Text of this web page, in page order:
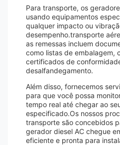
Para transporte, os
usando equipamentos
qualquer impacto ou
desempenho.transporte
as remessas incluem
como listas de embalagem,
certificados de
desalfandegamento.
Além disso, fornecemos
para que você possa
tempo real até chegar ao
especificado.Os nossos
transporte são concebidos
gerador diesel AC chegue
eficiente e pronta para